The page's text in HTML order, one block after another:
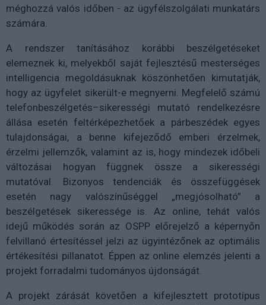
méghozzá valós időben - az ügyfélszolgálati munkatárs
számára.
A rendszer tanításához korábbi beszélgetéseket
elemeznek ki, melyekből saját fejlesztésű mesterséges
intelligencia megoldásuknak köszönhetően kimutatják,
hogy az ügyfelet sikerült-e megnyerni. Megfelelő számú
telefonbeszélgetés–sikerességi mutató rendelkezésre
állása esetén feltérképezhetőek a párbeszédek egyes
tulajdonságai, a benne kifejeződő emberi érzelmek,
érzelmi jellemzők, valamint az is, hogy mindezek időbeli
változásai hogyan függnek össze a sikerességi
mutatóval. Bizonyos tendenciák és összefüggések
esetén nagy valószínűséggel „megjósolható” a
beszélgetések sikeressége is. Az online, tehát valós
idejű működés során az OSPP előrejelző a képernyőn
felvillanó értesítéssel jelzi az ügyintézőnek az optimális
értékesítési pillanatot. Éppen az online elemzés jelenti a
projekt forradalmi tudományos újdonságát.
A projekt zárását követően a kifejlesztett prototípus